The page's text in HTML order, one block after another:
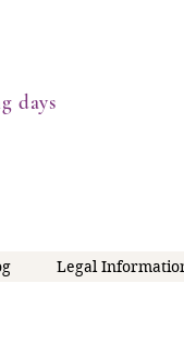
days
Legal